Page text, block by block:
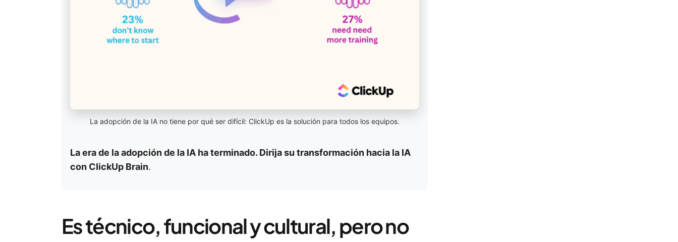
La adopción de la IA no tiene por qué ser difícil: ClickUp es la solución para todos los equipos.
La era de la adopción de la IA ha terminado. Dirija su transformación hacia la IA
con ClickUp Brain.
Es técnico, funcional y cultural, pero no